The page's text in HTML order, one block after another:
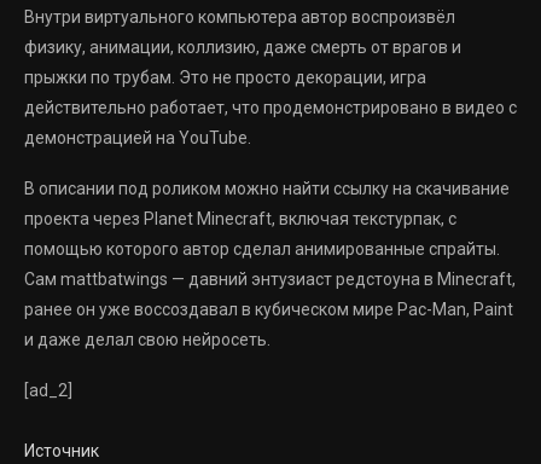
Внутри виртуального компьютера автор воспроизвёл
физику, анимации, коллизию, даже смерть от врагов и
прыжки по трубам. Это не просто декорации, игра
действительно работает, что продемонстрировано в видео с
демонстрацией на YouTube.
В описании под роликом можно найти ссылку на скачивание
проекта через Planet Minecraft, включая текстурпак, с
помощью которого автор сделал анимированные спрайты.
Сам mattbatwings — давний энтузиаст редстоуна в Minecraft,
ранее он уже воссоздавал в кубическом мире Pac-Man, Paint
и даже делал свою нейросеть.
[ad_2]
Источник